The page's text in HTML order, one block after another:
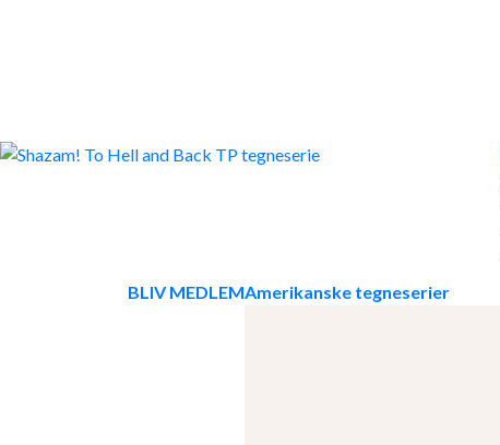
BLIV MEDLEMAmerikanske tegneserier